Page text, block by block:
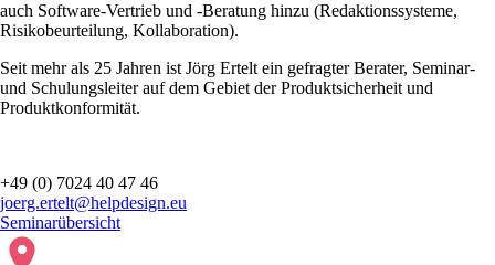
auch Software-Vertrieb und -Beratung hinzu (Redaktionssysteme,
Risikobeurteilung, Kollaboration).
Seit mehr als 25 Jahren ist Jörg Ertelt ein gefragter Berater, Seminar-
und Schulungsleiter auf dem Gebiet der Produktsicherheit und
Produktkonformität.
+49 (0) 7024 40 47 46
joerg.ertelt@helpdesign.eu
Seminarübersicht